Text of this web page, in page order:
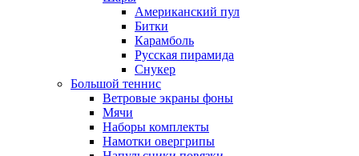
Американский пул
Битки
Карамболь
Русская пирамида
Снукер
Большой теннис
Ветровые экраны фоны
Мячи
Наборы комплекты
Намотки овергрипы